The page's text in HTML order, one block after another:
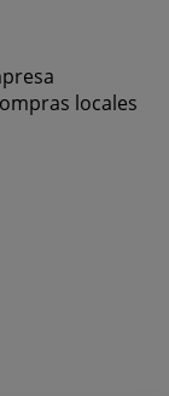
locales